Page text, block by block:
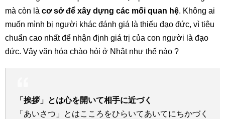
mà còn là cơ sở để xây dựng các mối quan hệ. Không ai
muốn mình bị người khác đánh giá là thiếu đạo đức, vì tiêu
chuẩn cao nhất để nhận định giá trị của con người là đạo
đức. Vậy văn hóa chào hỏi ở Nhật như thế nào ?
「挨拶」とは心を開いて相手に近づく
「あいさつ」とはこころをひらいてあいてにちかづく